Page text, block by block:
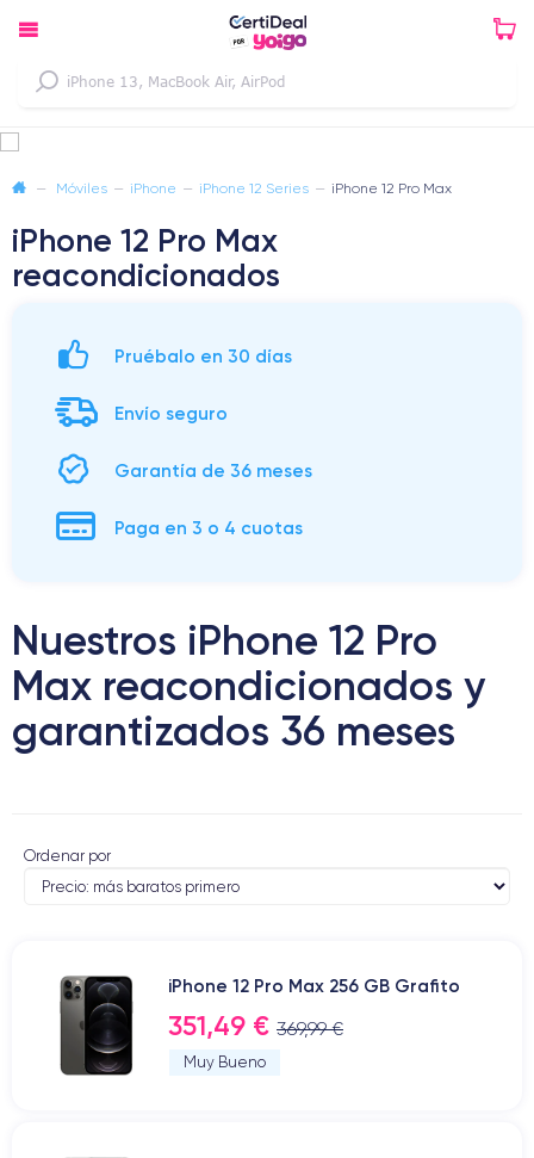
— Móviles — iPhone — iPhone 12 Series — iPhone 12 Pro Max
iPhone 12 Pro Max
reacondicionados
Pruébalo en 30 días
Envío seguro
Garantía de 36 meses
Paga en 3 o 4 cuotas
Nuestros iPhone 12 Pro
Max reacondicionados y
garantizados 36 meses
Ordenar por
iPhone 12 Pro Max 256 GB Grafito
351,49 € 369,99 €
Muy Bueno